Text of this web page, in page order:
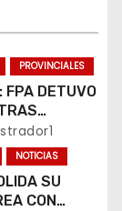
PROVINCIALES
FPA DETUVO
Y
PLAZA
NOTICIAS
SU
CON